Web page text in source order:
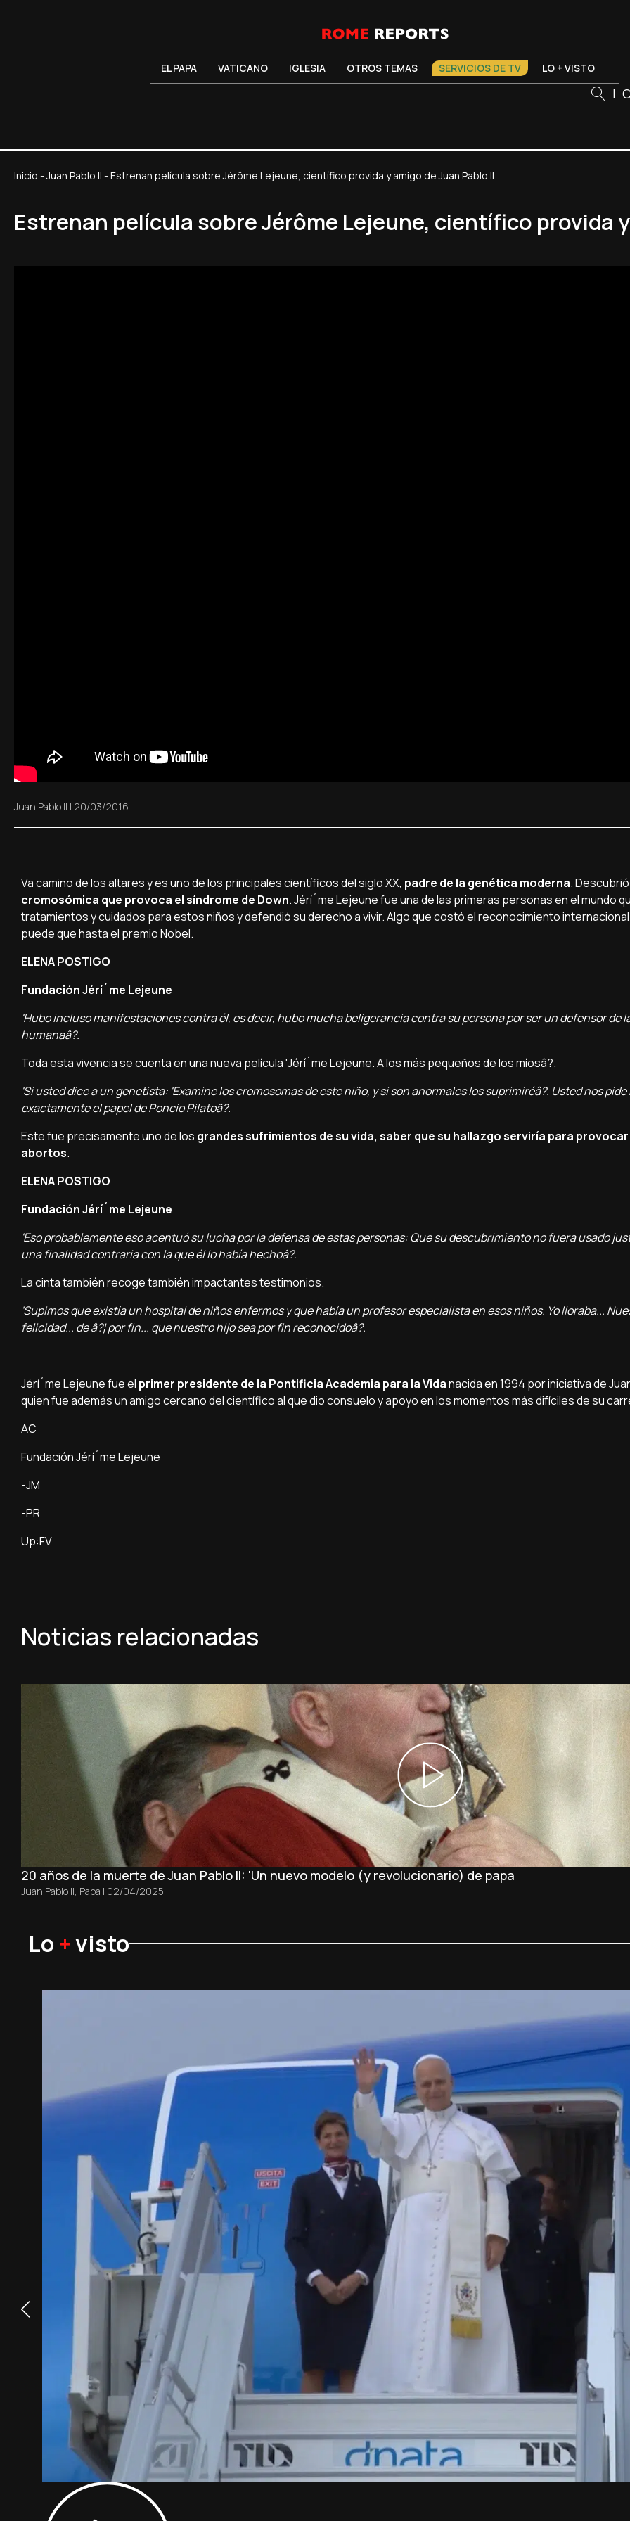
EL PAPA VATICANO IGLESIA OTROS TEMAS SERVICIOS DE TV LO + VISTO
|
Inicio -Juan Pablo II - Estrenan película sobre Jérôme Lejeune, científico provida y amigo de Juan Pablo II
Estrenan película sobre Jérôme Lejeune, científico provida
Juan Pablo II | 20/03/2016
Va camino de los altares y es uno de los principales cientí­ficos del siglo XX, padre de la genética moderna.
cromosómica que provoca el sí­ndrome de Down. Jérí´me Lejeune fue una de las primeras personas en el mundo
tratamientos y cuidados para estos niños y defendió su derecho a vivir. Algo que costó el reconocimiento
puede que hasta el premio Nobel.
ELENA POSTIGO
Fundación Jérí´me Lejeune
'Hubo incluso manifestaciones contra él, es decir, hubo mucha beligerancia contra su persona por ser un defensor de
humanaâ?.
Toda esta vivencia se cuenta en una nueva pelí­cula 'Jérí´me Lejeune. A los más pequeños de los mí­osâ?.
'Si usted dice a un genetista: 'Examine los cromosomas de este niño, y si son anormales los suprimiréâ?. Usted nos
exactamente el papel de Poncio Pilatoâ?.
Este fue precisamente uno de los grandes sufrimientos de su vida, saber que su hallazgo servirí­a para
abortos.
ELENA POSTIGO
Fundación Jérí´me Lejeune
'Eso probablemente eso acentuó su lucha por la defensa de estas personas: Que su descubrimiento no fuera usado
una finalidad contraria con la que él lo habí­a hechoâ?.
La cinta también recoge también impactantes testimonios.
'Supimos que existí­a un hospital de niños enfermos y que habí­a un profesor especialista en esos niños. Yo lloraba...
felicidad... de â?¦ por fin... que nuestro hijo sea por fin reconocidoâ?.
Jérí´me Lejeune fue el primer presidente de la Pontificia Academia para la Vidanacida en 1994 por iniciativa de
quien fue además un amigo cercano del cientí­fico al que dio consuelo y apoyo en los momentos más difí­ciles de su
AC
Fundación Jérí´me Lejeune
-JM
-PR
Up:FV
Noticias relacionadas
20 años de la muerte de Juan Pablo II: 'Un nuevo modelo (y revolucionario) de papa
Juan Pablo II Papa | 02/04/2025
Lo +visto